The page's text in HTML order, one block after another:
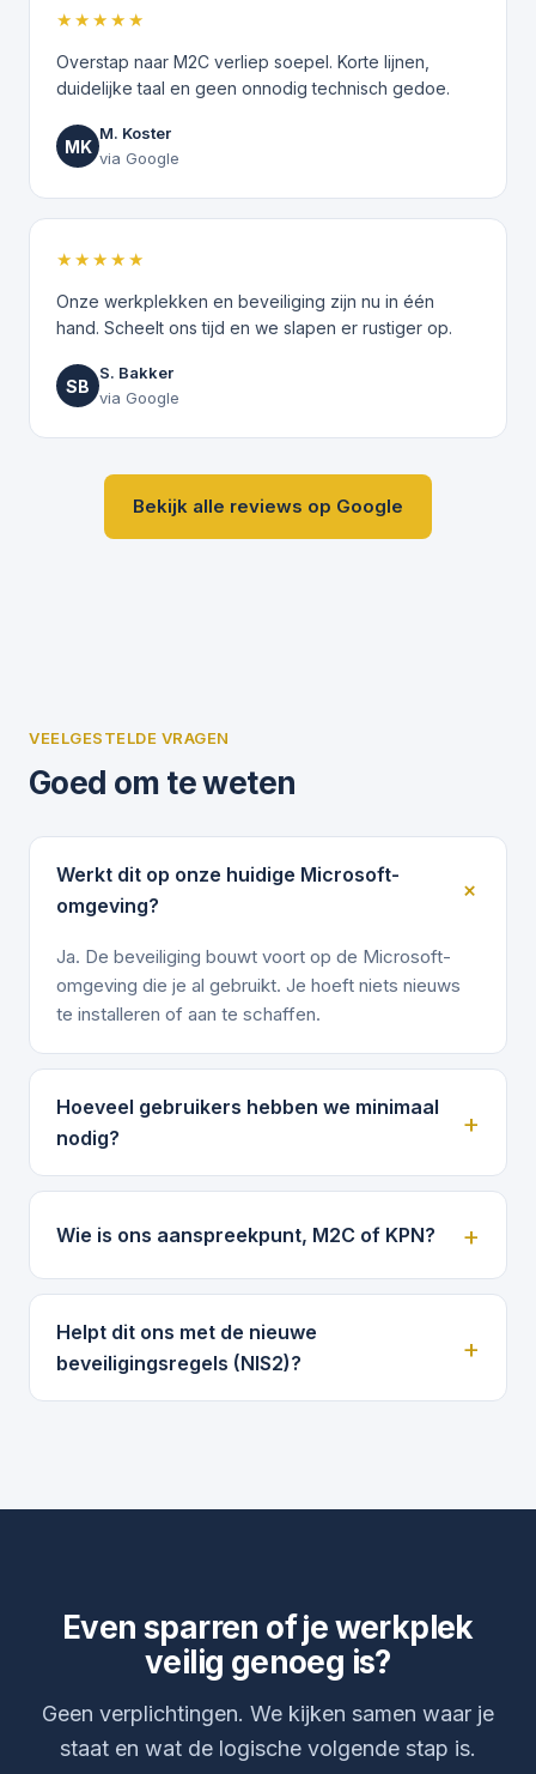
★★★★★
Overstap naar M2C verliep soepel. Korte lijnen,
duidelijke taal en geen onnodig technisch gedoe.
MK
M. Koster
via Google
★★★★★
Onze werkplekken en beveiliging zijn nu in één
hand. Scheelt ons tijd en we slapen er rustiger op.
SB
S. Bakker
via Google
Bekijk alle reviews op Google
VEELGESTELDE VRAGEN
Goed om te weten
Werkt dit op onze huidige Microsoft-
omgeving?
Ja. De beveiliging bouwt voort op de Microsoft-
omgeving die je al gebruikt. Je hoeft niets nieuws
te installeren of aan te schaffen.
Hoeveel gebruikers hebben we minimaal
nodig?
Wie is ons aanspreekpunt, M2C of KPN?
Helpt dit ons met de nieuwe
beveiligingsregels (NIS2)?
Even sparren of je werkplek
veilig genoeg is?
Geen verplichtingen. We kijken samen waar je
staat en wat de logische volgende stap is.